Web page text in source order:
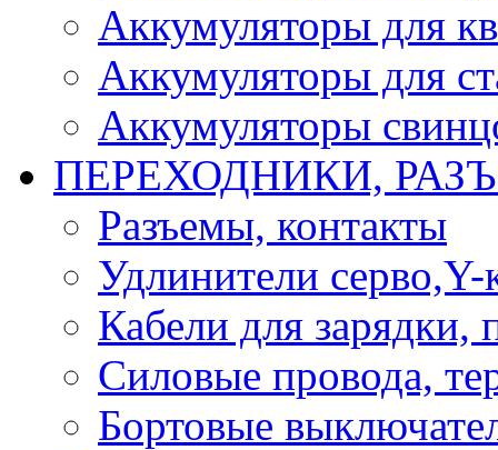
Аккумуляторы для
Аккумуляторы для
Аккумуляторы
ПЕРЕХОДНИКИ,
Разъемы, контакты
Удлинители серво,Y-
Кабели для зарядки,
Силовые провода,
Бортовые